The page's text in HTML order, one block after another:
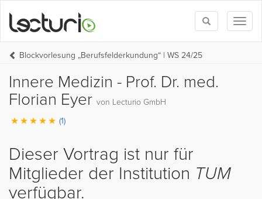
Toggle
search
Blockvorlesung „Berufsfelderkundung“ | WS 24/25
Innere Medizin - Prof. Dr. med.
Florian Eyer von Lecturio GmbH
(1)
Dieser Vortrag ist nur für
Mitglieder der Institution TUM
verfügbar.